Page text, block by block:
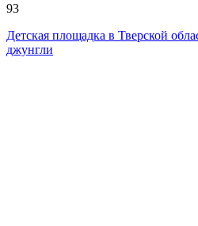
93
Детская площадка в Тверской
джунгли